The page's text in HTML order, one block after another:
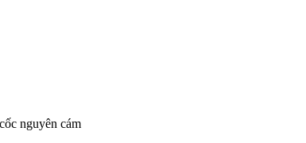
nguyên cám